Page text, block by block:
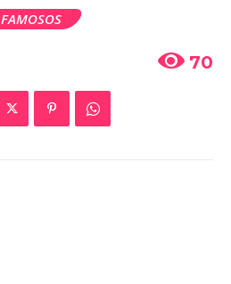
FAMOSOS
70